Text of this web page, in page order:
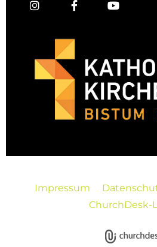
Impressum
ChurchDesk-